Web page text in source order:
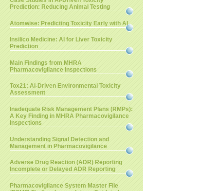
Prediction: Reducing Animal Testing
Atomwise: Predicting Toxicity Early with AI
Insilico Medicine: AI for Liver Toxicity
Prediction
Main Findings from MHRA
Pharmacovigilance Inspections
Tox21: AI-Driven Environmental Toxicity
Assessment
Inadequate Risk Management Plans (RMPs):
A Key Finding in MHRA Pharmacovigilance
Inspections
Understanding Signal Detection and
Management in Pharmacovigilance
Adverse Drug Reaction (ADR) Reporting
Incomplete or Delayed ADR Reporting
Pharmacovigilance System Master File